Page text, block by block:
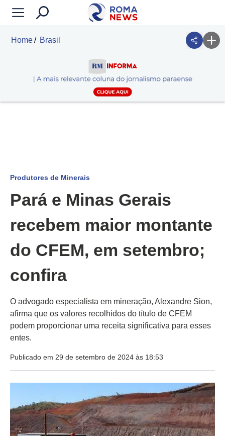
Home Brasil
Produtores de Minerais
Pará e Minas Gerais
recebem maior montante
do CFEM, em setembro;
confira
O advogado especialista em mineração, Alexandre Sion,
afirma que os valores recolhidos do título de CFEM
podem proporcionar uma receita significativa para esses
entes.
Publicado em 29 de setembro de 2024 às 18:53